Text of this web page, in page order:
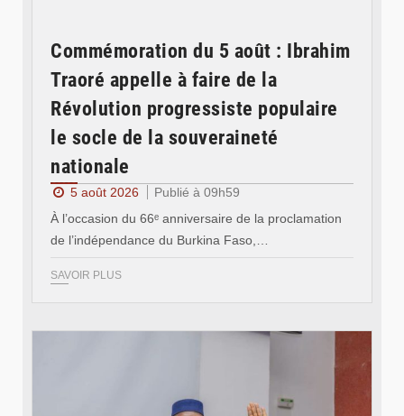
Commémoration du 5 août : Ibrahim
Traoré appelle à faire de la
Révolution progressiste populaire
le socle de la souveraineté
nationale
5 août 2026
Publié à 09h59
À l’occasion du 66ᵉ anniversaire de la proclamation
de l’indépendance du Burkina Faso,…
SAVOIR PLUS